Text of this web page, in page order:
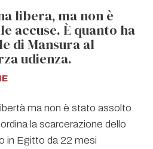
libera, ma non è
accuse. È quanto ha
di Mansura al
udienza.